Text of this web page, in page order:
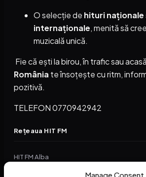
Manage Consent
O selecție de hituri naționale
internaționale, menită să
muzicală unică.
Fie că ești la birou, în trafic sau
România te însoțește cu ritm,
pozitivă.
TELEFON 0770942942
Rețeaua HIT FM
HIT FM Alba